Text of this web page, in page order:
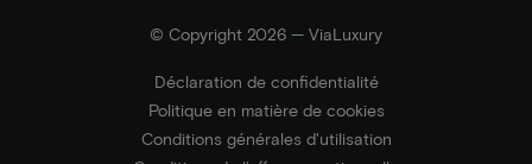
© Copyright 2026 — ViaLuxury
Déclaration de confidentialité
Politique en matière de cookies
Conditions générales d'utilisation